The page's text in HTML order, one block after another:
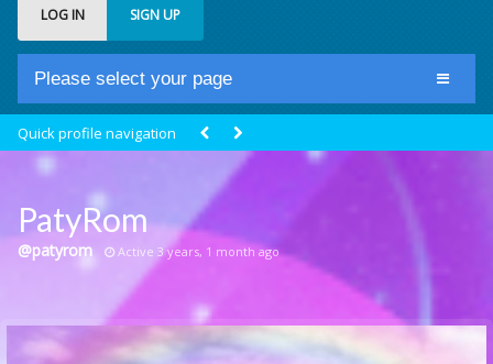
LOG IN SIGN UP
Please select your page
Club Newsfeed
Members
Groups
Centrale Cosmique
Communication Point
Cristal Temple
Quick profile navigation
PatyRom
@patyrom Active 3 years, 1 month ago